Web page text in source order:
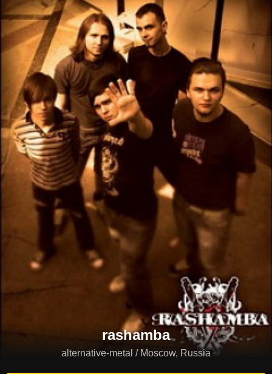
rashamba
alternative-metal / Moscow, Russia